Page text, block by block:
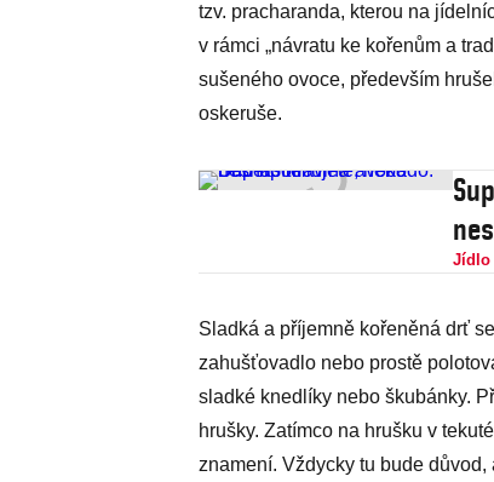
tzv. pracharanda, kterou na
v rámci „návratu ke kořenům a
sušeného ovoce, především
oskeruše.
Jídlo
Sladká a příjemně kořeněná drť
zahušťovadlo nebo prostě
sladké knedlíky nebo škubánky.
hrušky. Zatímco na hrušku v
znamení. Vždycky tu bude